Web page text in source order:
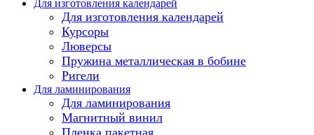
Для изготовления календарей
Для изготовления календарей
Курсоры
Люверсы
Пружина металлическая в бобине
Ригели
Для ламинирования
Для ламинирования
Магнитный винил
Пленка пакетная